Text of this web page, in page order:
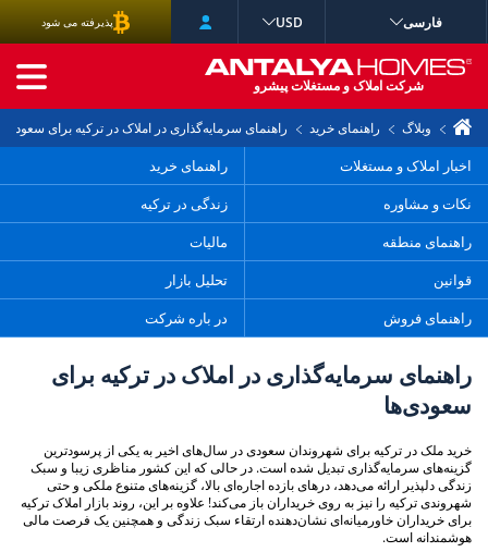
وبلاگ راهنمای خرید راهنمای سرمایه‌گذاری در املاک در ترکیه برای
اخبار املاک و مستغلات
راهنمای خرید
نکات و مشاوره
زندگی در ترکیه
راهنمای منطقه
مالیات
قوانین
تحلیل بازار
راهنمای فروش
در باره شرکت
راهنمای سرمایه‌گذاری در املاک در ترکیه برای
سعودی‌ها
خرید ملک در ترکیه برای شهروندان سعودی در سال‌های اخیر به یکی از پرسودترین
گزینه‌های سرمایه‌گذاری تبدیل شده است. در حالی که این کشور مناظری زیبا و سبک
زندگی دلپذیر ارائه می‌دهد، درهای بازده اجاره‌ای بالا، گزینه‌های متنوع ملکی و حتی
شهروندی ترکیه را نیز به روی خریداران باز می‌کند! علاوه بر این، روند بازار املاک ترکیه
برای خریداران خاورمیانه‌ای نشان‌دهنده ارتقاء سبک زندگی و همچنین یک فرصت مالی
هوشمندانه است.
فارسی USD پذیرفته می شود
شرکت املاک و مستغلات پیشرو
جستجوی پیشرفته